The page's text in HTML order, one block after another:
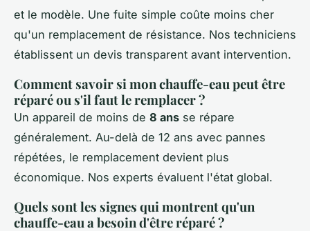
et le modèle. Une fuite simple coûte moins cher
qu'un remplacement de résistance. Nos techniciens
établissent un devis transparent avant intervention.
Comment savoir si mon chauffe-eau peut être
réparé ou s'il faut le remplacer ?
Un appareil de moins de 8 ans se répare
généralement. Au-delà de 12 ans avec pannes
répétées, le remplacement devient plus
économique. Nos experts évaluent l'état global.
Quels sont les signes qui montrent qu'un
chauffe-eau a besoin d'être réparé ?